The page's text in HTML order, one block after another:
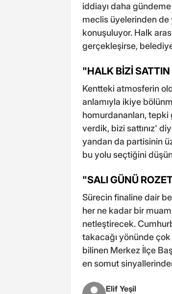
iddiayı daha
meclis üyelerinden de
konuşuluyor. Halk
gerçekleşirse,
"HALK BİZİ SATTIN
Kentteki atmosferin
anlamıyla ikiye
homurdananları,
verdik, bizi sattınız'
yandan da partisinin
bu yolu seçtiğini
"SALI GÜNÜ
Sürecin finaline dair
her ne kadar bir
netleştirecek.
takacağı yönünde çok
bilinen Merkez İlçe
en somut
Elif Yeşil